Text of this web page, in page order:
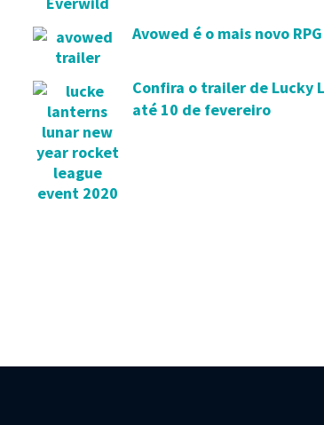
Avowed é o mais novo
Confira o trailer de Lucky
até 10 de fevereiro